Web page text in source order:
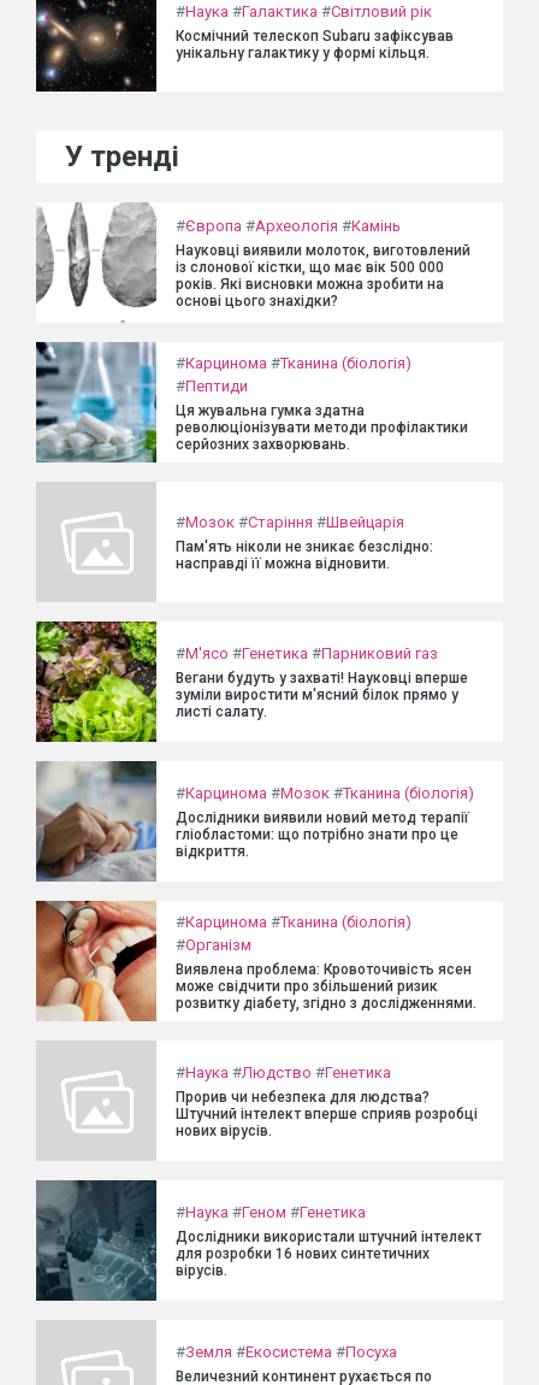
#Наука #Галактика #Світловий рік
Космічний телескоп Subaru зафіксував
унікальну галактику у формі кільця.
У тренді
#Європа #Археологія #Камінь
Науковці виявили молоток, виготовлений
із слонової кістки, що має вік 500 000
років. Які висновки можна зробити на
основі цього знахідки?
#Карцинома #Тканина (біологія)
#Пептиди
Ця жувальна гумка здатна
революціонізувати методи профілактики
серйозних захворювань.
#Мозок #Старіння #Швейцарія
Пам'ять ніколи не зникає безслідно:
насправді її можна відновити.
#М'ясо #Генетика #Парниковий газ
Вегани будуть у захваті! Науковці вперше
зуміли виростити м'ясний білок прямо у
листі салату.
#Карцинома #Мозок #Тканина (біологія)
Дослідники виявили новий метод терапії
гліобластоми: що потрібно знати про це
відкриття.
#Карцинома #Тканина (біологія)
#Організм
Виявлена проблема: Кровоточивість ясен
може свідчити про збільшений ризик
розвитку діабету, згідно з дослідженнями.
#Наука #Людство #Генетика
Прорив чи небезпека для людства?
Штучний інтелект вперше сприяв розробці
нових вірусів.
#Наука #Геном #Генетика
Дослідники використали штучний інтелект
для розробки 16 нових синтетичних
вірусів.
#Земля #Екосистема #Посуха
Величезний континент рухається по